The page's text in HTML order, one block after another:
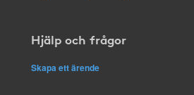
Hjälp och frågor
Skapa ett ärende